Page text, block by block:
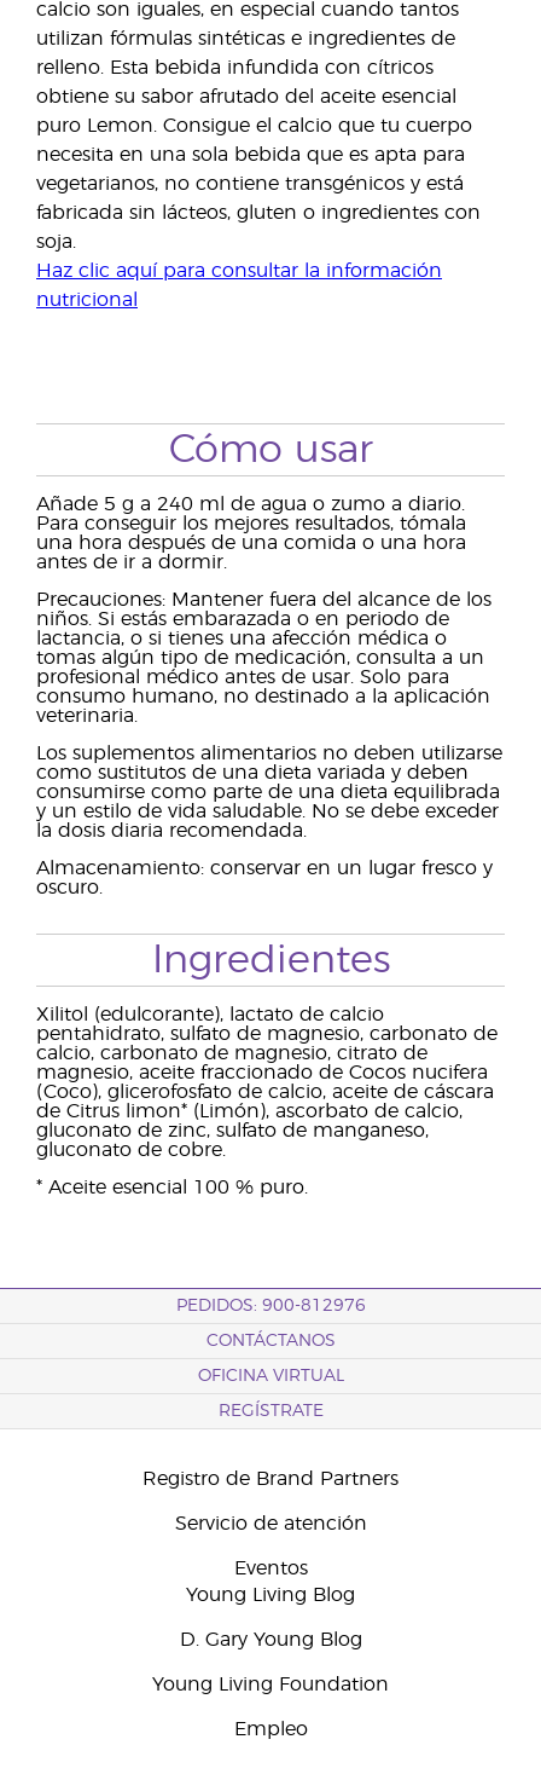
calcio son iguales, en especial cuando tantos
utilizan fórmulas sintéticas e ingredientes de
relleno. Esta bebida infundida con cítricos
obtiene su sabor afrutado del aceite esencial
puro Lemon. Consigue el calcio que tu cuerpo
necesita en una sola bebida que es apta para
vegetarianos, no contiene transgénicos y está
fabricada sin lácteos, gluten o ingredientes con
soja.
Haz clic aquí para consultar la información
nutricional
Cómo usar
Añade 5 g a 240 ml de agua o zumo a diario.
Para conseguir los mejores resultados, tómala
una hora después de una comida o una hora
antes de ir a dormir.
Precauciones: Mantener fuera del alcance de los
niños. Si estás embarazada o en periodo de
lactancia, o si tienes una afección médica o
tomas algún tipo de medicación, consulta a un
profesional médico antes de usar. Solo para
consumo humano, no destinado a la aplicación
veterinaria.
Los suplementos alimentarios no deben utilizarse
como sustitutos de una dieta variada y deben
consumirse como parte de una dieta equilibrada
y un estilo de vida saludable. No se debe exceder
la dosis diaria recomendada.
Almacenamiento: conservar en un lugar fresco y
oscuro.
Ingredientes
Xilitol (edulcorante), lactato de calcio
pentahidrato, sulfato de magnesio, carbonato de
calcio, carbonato de magnesio, citrato de
magnesio, aceite fraccionado de Cocos nucifera
(Coco), glicerofosfato de calcio, aceite de cáscara
de Citrus limon* (Limón), ascorbato de calcio,
gluconato de zinc, sulfato de manganeso,
gluconato de cobre.
* Aceite esencial 100 % puro.
PEDIDOS: 900-812976
CONTÁCTANOS
OFICINA VIRTUAL
REGÍSTRATE
Registro de Brand Partners
Servicio de atención
Eventos
Young Living Blog
D. Gary Young Blog
Young Living Foundation
Empleo